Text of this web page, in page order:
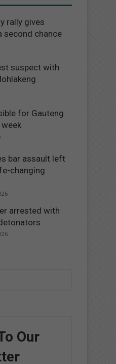
rally gives
second chance
suspect with
for Gauteng
bar assault left
changing
arrested with
Our